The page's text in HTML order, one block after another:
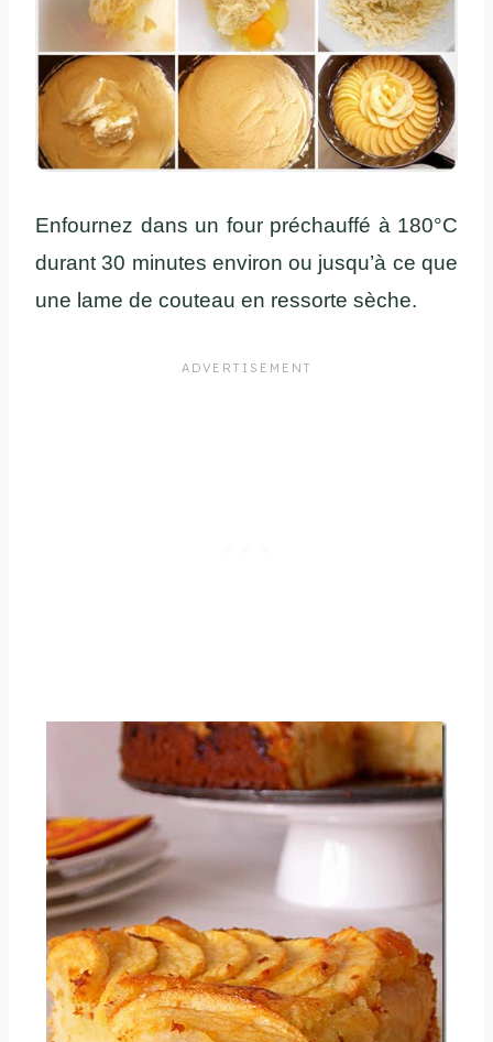
Enfournez dans un four préchauffé à 180°C
durant 30 minutes environ ou jusqu’à ce que
une lame de couteau en ressorte sèche.